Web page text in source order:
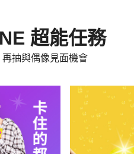
超能任務
抽與偶像見面機會